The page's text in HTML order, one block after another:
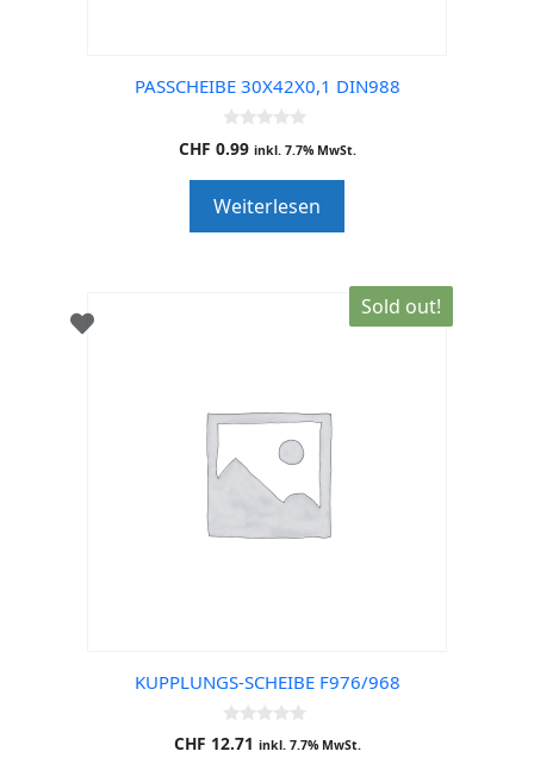
PASSCHEIBE 30X42X0,1 DIN988
0
o
o
f
5
CHF 0.99 inkl. 7.7% MwSt.
Weiterlesen
Sold out!
KUPPLUNGS-SCHEIBE F976/968
0
o
CHF 12.71 inkl. 7.7% MwSt.